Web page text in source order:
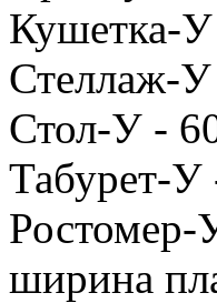
Кушетка-
Стеллаж-
Стол-У -
Табурет-
ширина